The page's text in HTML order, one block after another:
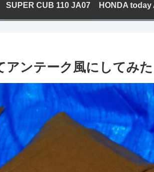
SUPER CUB 110 JA07 HONDA today
アンテーク風にしてみた